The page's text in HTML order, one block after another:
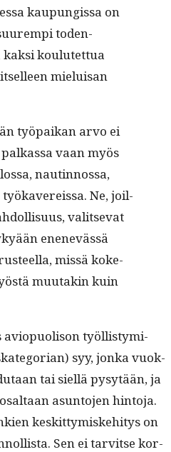
kaupungis­sa on
toden­
kak­si koulutet­tua
mieluisan
työ­paikan arvo ei
vaan myös
nautin­nos­sa,
työkavereis­sa. Ne, joil­
val­it­se­vat
enenevässä
mis­sä koke­
muu­takin kuin
aviop­uoli­son työl­listymi­
syy, jon­ka vuok­
tai siel­lä pysytään, ja
asun­to­jen hin­to­ja.
keskit­tymiske­hi­tys on
Sen ei tarvitse kor­